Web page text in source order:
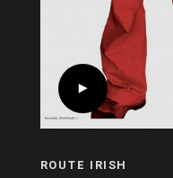
ROUTE IRISH